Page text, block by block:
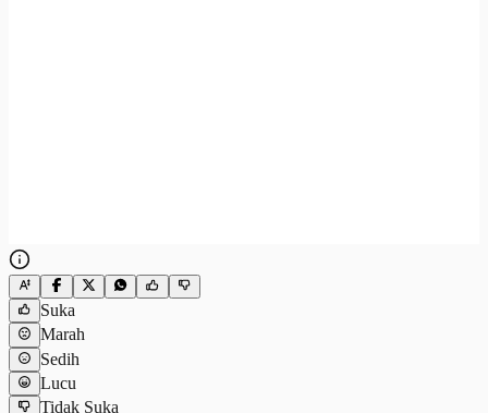
Suka
Marah
Sedih
Lucu
Tidak Suka